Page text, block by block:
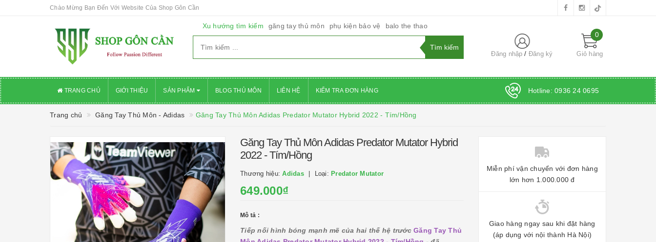
Chào Mừng Bạn Đến Với Website Của Shop Gôn Cần
Xu hướng tìm kiếm găng tay thủ môn phụ kiện bảo vệ balo the thao
Đăng nhập Đăng ký
0
Giỏ hàng
TRANG CHỦ GIỚI THIỆU SẢN PHẨM BLOG THỦ MÔN LIÊN HỆ KIỂM TRA ĐƠN HÀNG Hotline: 0936 24 0695
Trang chủ Găng Tay Thủ Môn - Adidas Găng Tay Thủ Môn Adidas Predator Mutator Hybrid 2022 - Tím/Hồng
Găng Tay Thủ Môn Adidas Predator Mutator Hybrid
2022 - Tím/Hồng
Thương hiệu:Adidas Loại: Predator Mutator
649.000₫
Mô tả :
Tiếp nối hình bóng mạnh mẽ của hai thế hệ trước Găng Tay Thủ
Miễn phí vận chuyển với đơn hàng
lớn hơn 1.000.000 đ
Giao hàng ngay sau khi đặt hàng
(áp dụng với nội thành Hà Nội)